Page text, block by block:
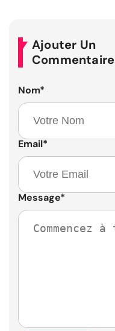
Ajouter Un
Commentaire
Nom*
Email*
Message*